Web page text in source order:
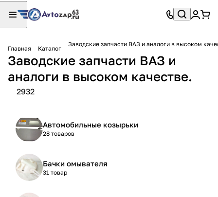
Главная Каталог
Заводские запчасти ВАЗ и аналоги в высоком
Заводские запчасти ВАЗ и
аналоги в высоком качестве.
2932
Автомобильные козырьки
28 товаров
Бачки омывателя
31 товар